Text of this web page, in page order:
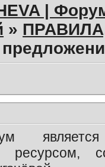
|
»
является
ресурсом,